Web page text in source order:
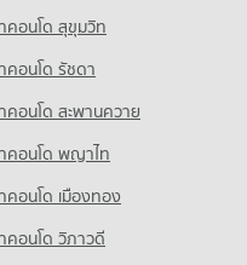
คอนโด สุขุมวิท
คอนโด รัชดา
คอนโด สะพานควาย
าคอนโด พญาไท
คอนโด เมืองทอง
คอนโด วิภาวดี